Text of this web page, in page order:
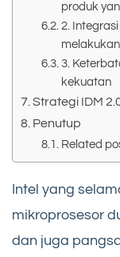
produk
2.
3.
kekuatan
Strategi IDM
Penutup
Related
Intel yang
mikroprosesor
dan juga